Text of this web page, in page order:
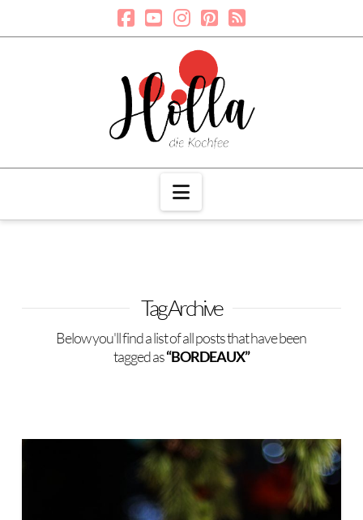
Navigation
Tag Archive
Below you'll find a list of all posts that have been
tagged as“BORDEAUX”